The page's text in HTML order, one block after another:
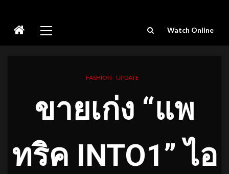
Menu
Watch Online
FASHION UPDATE
ขายเก่ง​ “แพ
ทริค INTO1” ไอ